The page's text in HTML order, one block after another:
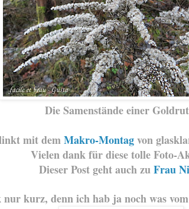
Die Samenstände einer
mit demMakro-Montagvon
Vielen dank für diese tolle Foto-
Dieser Post geht auch zuFrau
kurz, denn ich hab ja noch was